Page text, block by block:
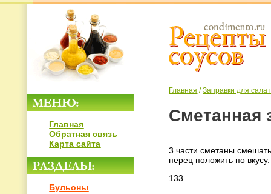
Главная
Обратная связь
Карта сайта
Бульоны
Главная /Заправки для
Сметанная
3 части сметаны
перец положить по вкусу.
133